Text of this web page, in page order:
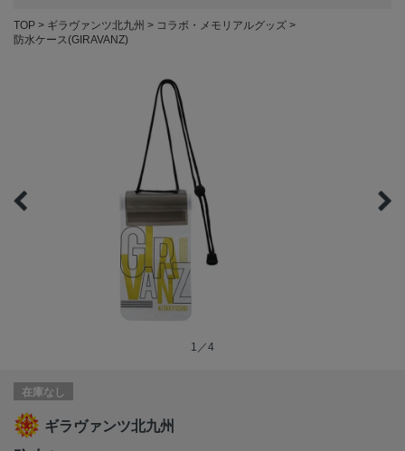
TOP ギラヴァンツ北九州
コラボ・メモリアルグッズ
防水ケース(GIRAVANZ)
1／4
在庫なし
ギラヴァンツ北九州